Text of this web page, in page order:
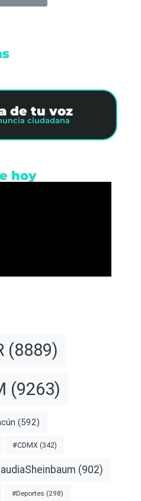
de tu voz
ciudadana
hoy
(8889)
(9263)
(592)
#CDMX (342)
(902)
#Deportes (298)